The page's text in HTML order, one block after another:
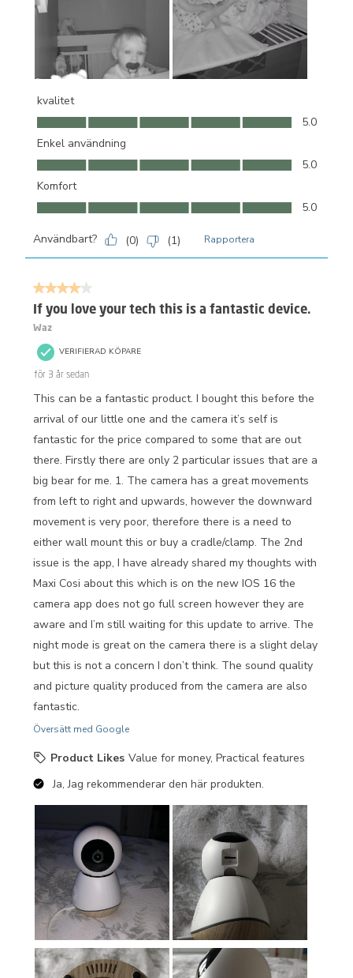
kvalitet
kvalitet, 5.0 av 5
5.0
Enkel användning
Enkel användning, 5.0 av 5
5.0
Komfort
Komfort, 5.0 av 5
5.0
Användbart? (0) (1) Rapportera
4 av 5 stjärnor.
If you love your tech this is a fantastic device.
Waz
VERIFIERAD KÖPARE
för 3 år sedan
This can be a fantastic product. I bought this before the
arrival of our little one and the camera it’s self is
fantastic for the price compared to some that are out
there. Firstly there are only 2 particular issues that are a
big bear for me. 1. The camera has a great movements
from left to right and upwards, however the downward
movement is very poor, therefore there is a need to
either wall mount this or buy a cradle/clamp. The 2nd
issue is the app, I have already shared my thoughts with
Maxi Cosi about this which is on the new IOS 16 the
camera app does not go full screen however they are
aware and I’m still waiting for this update to arrive. The
night mode is great on the camera there is a slight delay
but this is not a concern I don’t think. The sound quality
and picture quality produced from the camera are also
fantastic.
Översätt med Google
Product Likes Value for money, Practical features
Ja, Jag rekommenderar den här produkten.